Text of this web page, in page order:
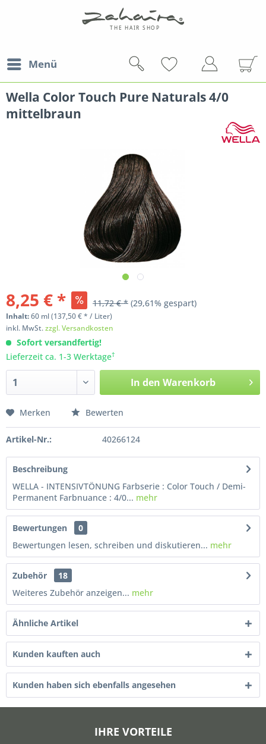
Menü
Wella Color Touch Pure Naturals 4/0
mittelbraun
8,25 € * 11,72 € * (29,61% gespart)
Inhalt:60 ml(137,50 € * / Liter)
inkl. MwSt.zzgl. Versandkosten
Sofort versandfertig!
Lieferzeit ca. 1-3 Werktage†
In den Warenkorb
Merken Bewerten
Artikel-Nr.: 40266124
Beschreibung
WELLA - INTENSIVTÖNUNG Farbserie : Color Touch / Demi-
Permanent Farbnuance : 4/0... mehr
Bewertungen
0
Bewertungen lesen, schreiben und diskutieren... mehr
Zubehör
18
Weiteres Zubehör anzeigen... mehr
Ähnliche Artikel
Kunden kauften auch
Kunden haben sich ebenfalls angesehen
IHRE VORTEILE